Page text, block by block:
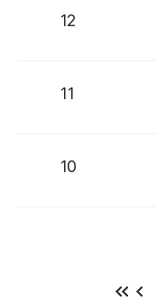
12
11
10